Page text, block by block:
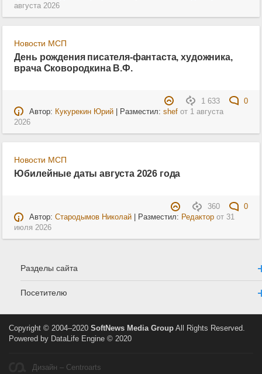
августа 2026
Новости МСП
День рождения писателя-фантаста, художника,
врача Сковородкина В.Ф.
1 633
0
Автор: Кукурекин Юрий| Разместил: shefот 1 августа
2026
Новости МСП
Юбилейные даты августа 2026 года
360
0
Автор: Стародымов Николай| Разместил: Редакторот 31
июля 2026
Разделы сайта
Посетителю
Copyright © 2004–2020 SoftNews Media Group All Rights Reserved.
Powered by DataLife Engine © 2020
Дизайн – Centroarts